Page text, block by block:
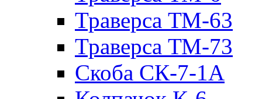
Траверса ТМ-63
Траверса ТМ-73
Скоба СК-7-1А